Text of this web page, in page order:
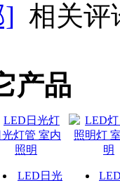
] 相关评
产品
LED日光